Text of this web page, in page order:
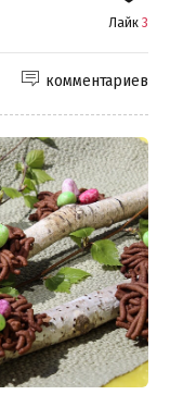
Лайк 3
комментариев